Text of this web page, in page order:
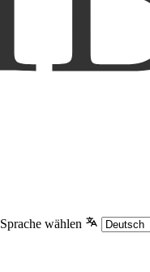
Sprache wählen